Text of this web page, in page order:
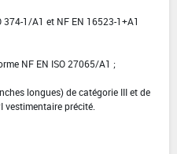
374-1/A1 et NF EN 16523-1+A1
NF EN ISO 27065/A1 ;
longues) de catégorie III et de
vestimentaire précité.